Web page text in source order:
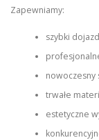
Zapewniamy:
szybki
nowoczesny
trwałe
estetyczne